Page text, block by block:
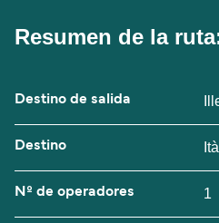
Resumen de la
Destino de salida
Destino
Nº de operadores 1